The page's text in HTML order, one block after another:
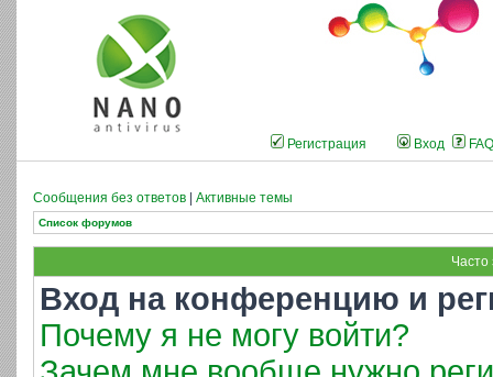
Регистрация Вход FAQ
Сообщения без ответов Активные темы
Список форумов
Часто
Вход на конференцию и
Почему я не могу войти?